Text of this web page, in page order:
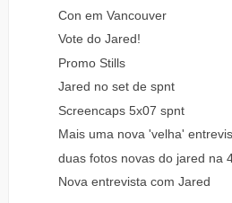
Con em Vancouver
Vote do Jared!
Promo Stills
Jared no set de spnt
Screencaps 5x07 spnt
Mais uma nova 'velha'
duas fotos novas do jared na
Nova entrevista com Jared